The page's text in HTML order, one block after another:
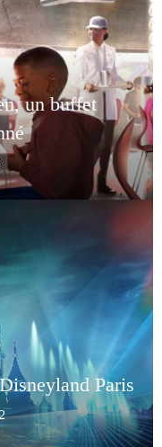
un buffet
Paris